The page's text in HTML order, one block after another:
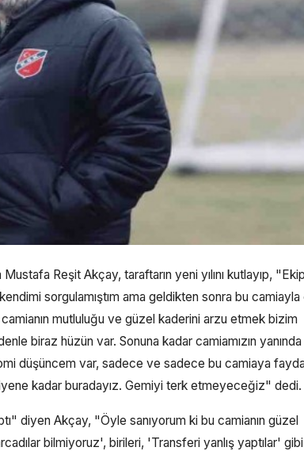
Reşit Akçay, taraftarın yeni yılını kutlayıp,
sorgulamıştım ama geldikten sonra bu camiayla
mutluluğu ve güzel kaderini arzu etmek bizim
biraz hüzün var. Sonuna kadar camiamızın yanında
düşüncem var, sadece ve sadece bu camiaya
kadar buradayız. Gemiyi terk etmeyeceğiz" dedi.
diyen Akçay, "Öyle sanıyorum ki bu camianın güzel
bilmiyoruz', birileri, 'Transferi yanlış yaptılar' gibi